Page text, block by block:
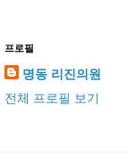
프로필
명동 리진의원
전체 프로필 보기